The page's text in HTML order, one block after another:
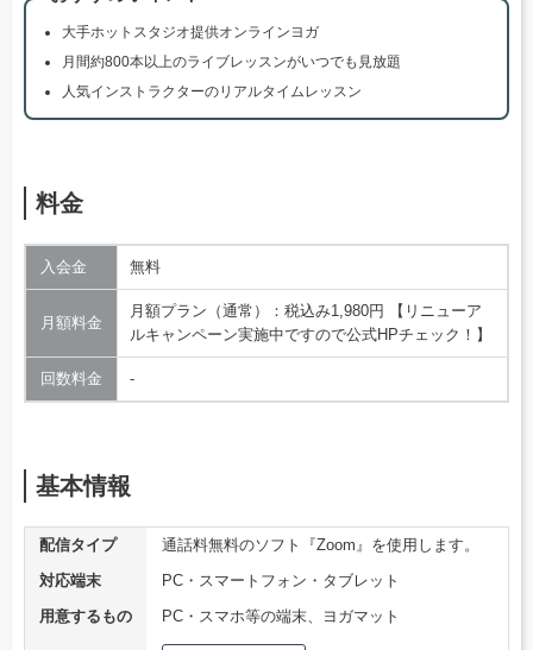
大手ホットスタジオ提供オンラインヨガ
月間約800本以上のライブレッスンがいつでも見放題
人気インストラクターのリアルタイムレッスン
料金
入会金 無料
月額料金
月額プラン（通常）：税込み1,980円 【リニューア
ルキャンペーン実施中ですので公式HPチェック！】
回数料金 ‐
基本情報
配信タイプ
通話料無料のソフト『Zoom』を使用します。
対応端末
PC・スマートフォン・タブレット
用意するもの
PC・スマホ等の端末、ヨガマット